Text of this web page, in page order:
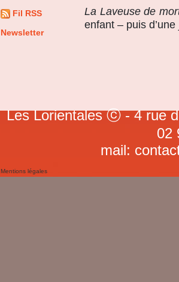
Fil RSS
Newsletter
La Laveuse de
enfant – puis
Les Lorientales ⓒ - 4 rue
02
mail:
Mentions légales